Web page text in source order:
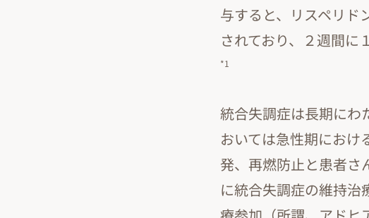
与すると、リスペリド
されており、２週間に
*1
統合失調症は長期にわ
おいては急性期におけ
発、再燃防止と患者さ
に統合失調症の維持治